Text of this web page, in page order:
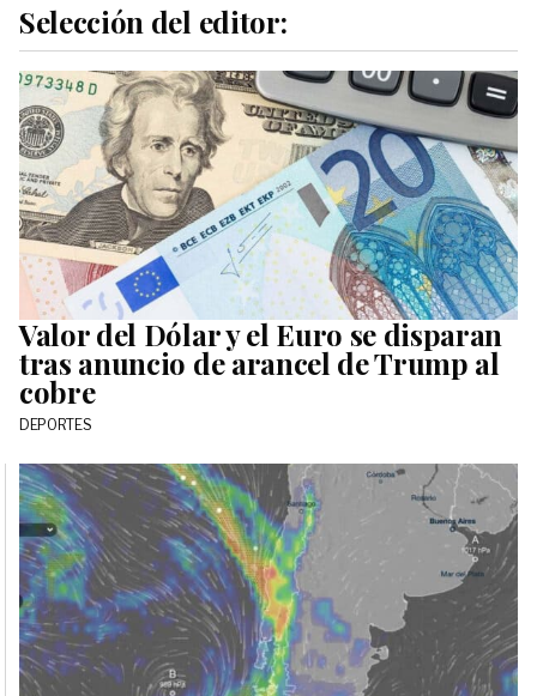
Selección del editor:
Valor del Dólar y el Euro se disparan
tras anuncio de arancel de Trump al
cobre
DEPORTES